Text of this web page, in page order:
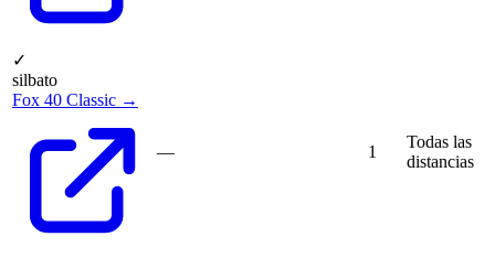
✓
silbato
Fox 40 Classic →
— 1
Todas las
distancias